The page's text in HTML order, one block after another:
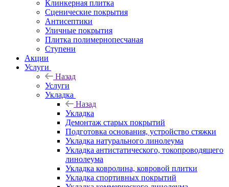
Клинкерная плитка
Сценические покрытия
Антисептики
Уличные покрытия
Плитка полимернопесчаная
Ступени
Акции
Услуги
Назад
Услуги
Укладка
Назад
Укладка
Демонтаж старых покрытий
Подготовка основания, устройство стяжки
Укладка натурального линолеума
Укладка антистатического, токопроводящего
линолеума
Укладка ковролина, ковровой плитки
Укладка спортивных покрытий